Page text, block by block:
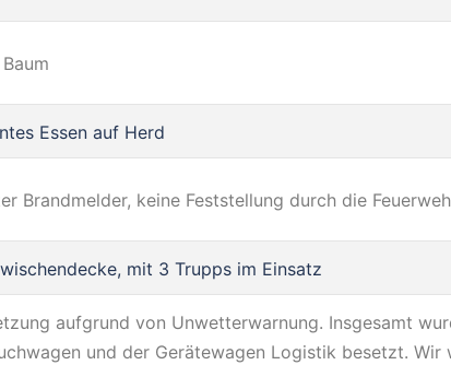
Essen auf Herd
Brandmelder, keine Feststellung durch die
mit 3 Trupps im Einsatz
aufgrund von Unwetterwarnung. Insgesamt
und der Gerätewagen Logistik besetzt. Wir